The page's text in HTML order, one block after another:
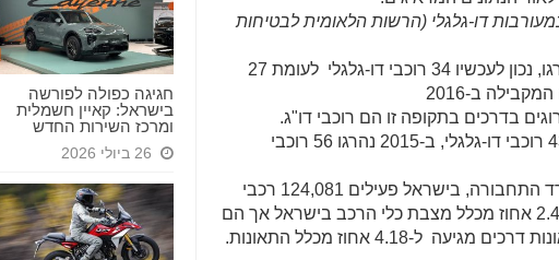
חגיגה כפולה לפורשה
בישראל: קאיין חשמלית
ומרכז השירות החדש
26 ביולי 2026
דו-גלגלי (הרשות הלאומית לבטיחות
בשנת 2017 נהרגו, נכון לעכשיו 34 רוכבי דו-גלגלי לעומת 27
ב-2016
בדרכים בתקופה זו הם רוכבי דו"ג.
ב-2016 נהרגו 43 רוכבי דו-גלגלי, ב-2015 נהרגו 56 רוכבי
על פי נתוני משרד התחבורה, בישראל פעילים 124,081 רכבי
דו-גלגלי שהם 2.4 אחוז מכלל מצבת כלי הרכב בישראל אך הם
ל-4.18 אחוז מכלל התאונות.